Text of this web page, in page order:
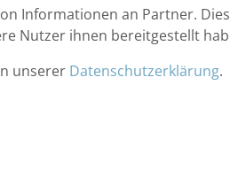
Informationen an Partner.
Nutzer ihnen bereitgestellt
unserer Datenschutzerklärung.